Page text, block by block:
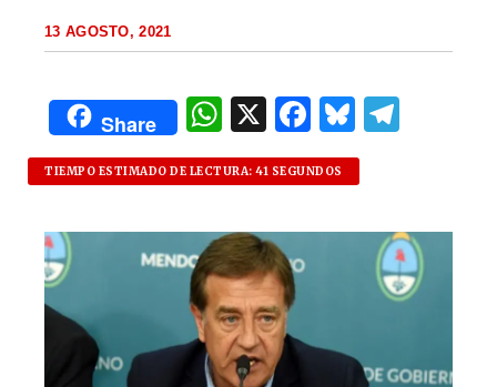
13 AGOSTO, 2021
Share
W
h
at
s
A
p
p
X F
a
c
e
k
B
lu
es
k
y
g
ra
m
TIEMPO ESTIMADO DE LECTURA: 41 SEGUNDOS